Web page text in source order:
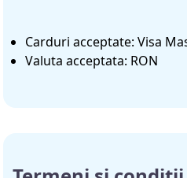
Carduri acceptate: Visa
Valuta acceptata: RON